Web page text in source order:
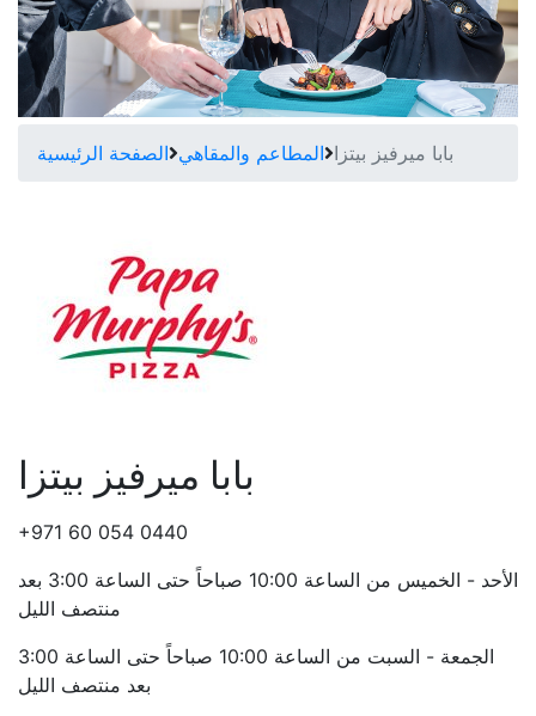
الصفحة الرئيسية المطاعم والمقاهي بابا ميرفيز بيتزا
بابا ميرفيز بيتزا
+971 60 054 0440
الأحد - الخميس من الساعة 10:00 صباحاً حتى الساعة 3:00 بعد
منتصف الليل
الجمعة - السبت من الساعة 10:00 صباحاً حتى الساعة 3:00
بعد منتصف الليل